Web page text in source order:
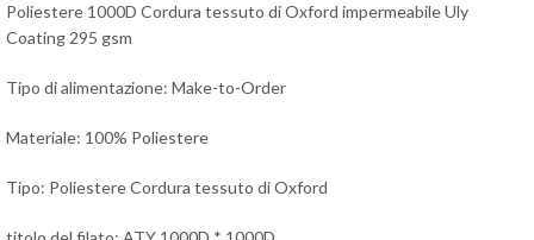
Poliestere 1000D Cordura tessuto di Oxford impermeabile Uly
Coating 295 gsm
Tipo di alimentazione: Make-to-Order
Materiale: 100% Poliestere
Tipo: Poliestere Cordura tessuto di Oxford